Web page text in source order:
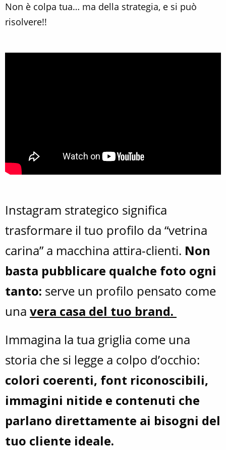
Non è colpa tua… ma della strategia, e si può
risolvere!!
Instagram strategico significa
trasformare il tuo profilo da “vetrina
carina” a macchina attira-clienti. Non
basta pubblicare qualche foto ogni
tanto: serve un profilo pensato come
una vera casa del tuo brand.
Immagina la tua griglia come una
storia che si legge a colpo d’occhio:
colori coerenti, font riconoscibili,
immagini nitide e contenuti che
parlano direttamente ai bisogni del
tuo cliente ideale.